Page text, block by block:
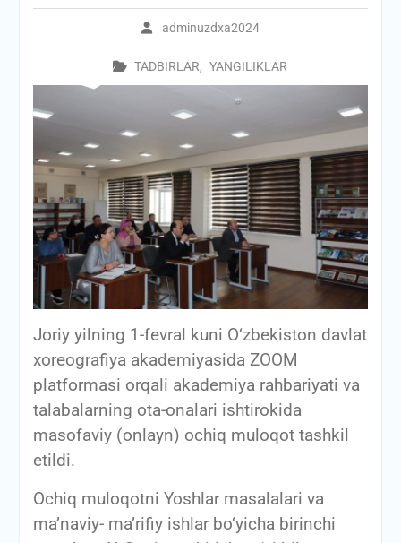
adminuzdxa2024
TADBIRLAR, YANGILIKLAR
Joriy yilning 1-fevral kuni O‘zbekiston davlat
xoreografiya akademiyasida ZOOM
platformasi orqali akademiya rahbariyati va
talabalarning ota-onalari ishtirokida
masofaviy (onlayn) ochiq muloqot tashkil
etildi.
Ochiq muloqotni Yoshlar masalalari va
ma’naviy- ma’rifiy ishlar bo‘yicha birinchi